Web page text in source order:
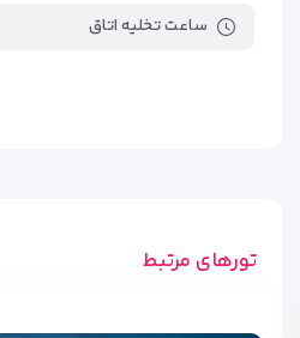
ساعت تخلیه اتاق
تورهای مرتبط